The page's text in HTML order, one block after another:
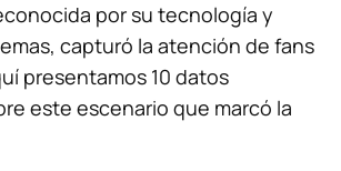
por su tecnología y
capturó la atención de fans
presentamos 10 datos
este escenario que marcó la